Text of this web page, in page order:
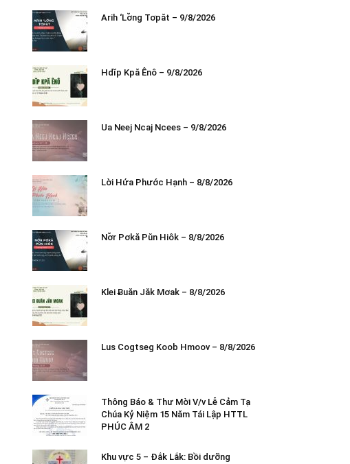
Arih ‘Lơ̆ng Tơpăt – 9/8/2026
Hdĭp Kpă Ênô – 9/8/2026
Ua Neej Ncaj Ncees – 9/8/2026
Lời Hứa Phước Hạnh – 8/8/2026
Nơ̆r Pơkă Pŭn Hiôk – 8/8/2026
Klei Ƀuăn Jăk Mơak – 8/8/2026
Lus Cogtseg Koob Hmoov – 8/8/2026
Thông Báo & Thư Mời V/v Lễ Cảm Tạ
Chúa Kỷ Niệm 15 Năm Tái Lập HTTL
PHÚC ÂM 2
Khu vực 5 – Đắk Lắk: Bồi dưỡng